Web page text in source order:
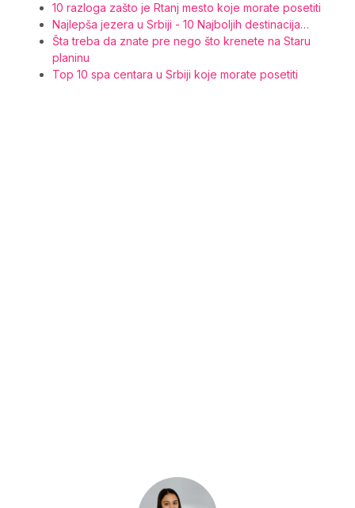
10 razloga zašto je Rtanj mesto koje morate posetiti
Najlepša jezera u Srbiji - 10 Najboljih destinacija…
Šta treba da znate pre nego što krenete na Staru
planinu
Top 10 spa centara u Srbiji koje morate posetiti